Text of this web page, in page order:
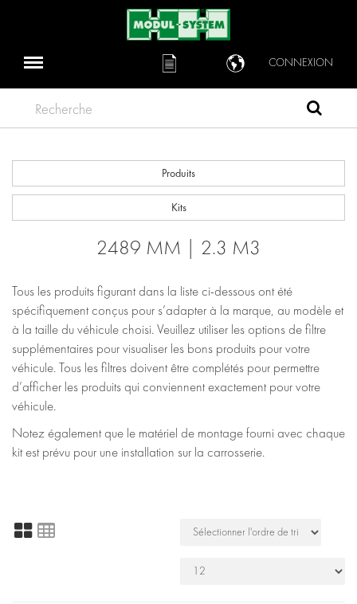
CONNEXION
Recherche
Produits
Kits
2489 MM | 2.3 M3
Tous les produits figurant dans la liste ci-dessous ont été
spécifiquement conçus pour s’adapter à la marque, au modèle et
à la taille du véhicule choisi. Veuillez utiliser les options de filtre
supplémentaires pour visualiser les bons produits pour votre
véhicule. Tous les filtres doivent être complétés pour permettre
d’afficher les produits qui conviennent exactement pour votre
véhicule.
Notez également que le matériel de montage fourni avec chaque
kit est prévu pour une installation sur la carrosserie.